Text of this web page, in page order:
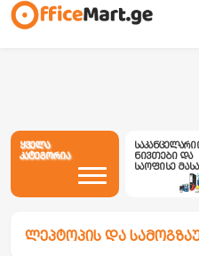
ყველა
კატეგორია
ნივთები და
საოფისე
ლეპტოპის და